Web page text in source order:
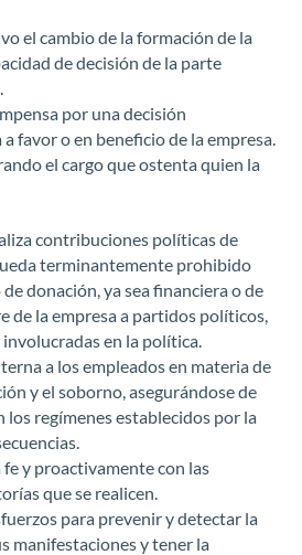
el cambio de la formación de la
de decisión de la parte
por una decisión
favor o en beneficio de la empresa.
el cargo que ostenta quien la
contribuciones políticas de
terminantemente prohibido
donación, ya sea financiera o de
de la empresa a partidos políticos,
en la política.
a los empleados en materia de
y el soborno, asegurándose de
regímenes establecidos por la
y proactivamente con las
que se realicen.
para prevenir y detectar la
manifestaciones y tener la